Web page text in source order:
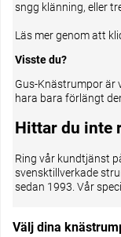
sngg klänning, eller
Läs mergenom att
Visste du?
Gus-Knästrumporär
hara bara förlängt
Hittar du inte
Ring vår kundtjänst
svensktillverkade
sedan 1993. Vår
Välj dina